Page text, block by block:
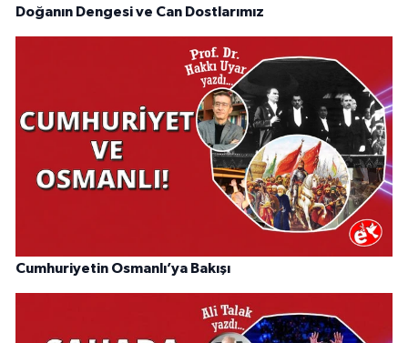
Doğanın Dengesi ve Can Dostlarımız
Cumhuriyetin Osmanlı’ya Bakışı